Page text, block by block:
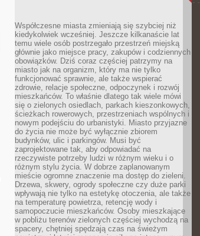
Współczesne miasta zmieniają się szybciej niż
kiedykolwiek wcześniej. Jeszcze kilkanaście lat
temu wiele osób postrzegało przestrzeń miejską
głównie jako miejsce pracy, zakupów i codziennych
obowiązków. Dziś coraz częściej patrzymy na
miasto jak na organizm, który ma nie tylko
funkcjonować sprawnie, ale także wspierać
zdrowie, relacje społeczne, odpoczynek i rozwój
mieszkańców. To właśnie dlatego tak wiele mówi
się o zielonych osiedlach, parkach kieszonkowych,
ścieżkach rowerowych, przestrzeniach wspólnych i
nowym podejściu do urbanistyki. Miasto przyjazne
do życia nie może być wyłącznie zbiorem
budynków, ulic i parkingów. Musi być
zaprojektowane tak, aby odpowiadać na
rzeczywiste potrzeby ludzi w różnym wieku i o
różnym stylu życia. W dobrze zaplanowanym
mieście ogromne znaczenie ma dostęp do zieleni.
Drzewa, skwery, ogrody społeczne czy duże parki
wpływają nie tylko na estetykę otoczenia, ale także
na temperaturę powietrza, retencję wody i
samopoczucie mieszkańców. Osoby mieszkające
w pobliżu terenów zielonych częściej wychodzą na
spacery, chętniej spędzają czas na świeżym